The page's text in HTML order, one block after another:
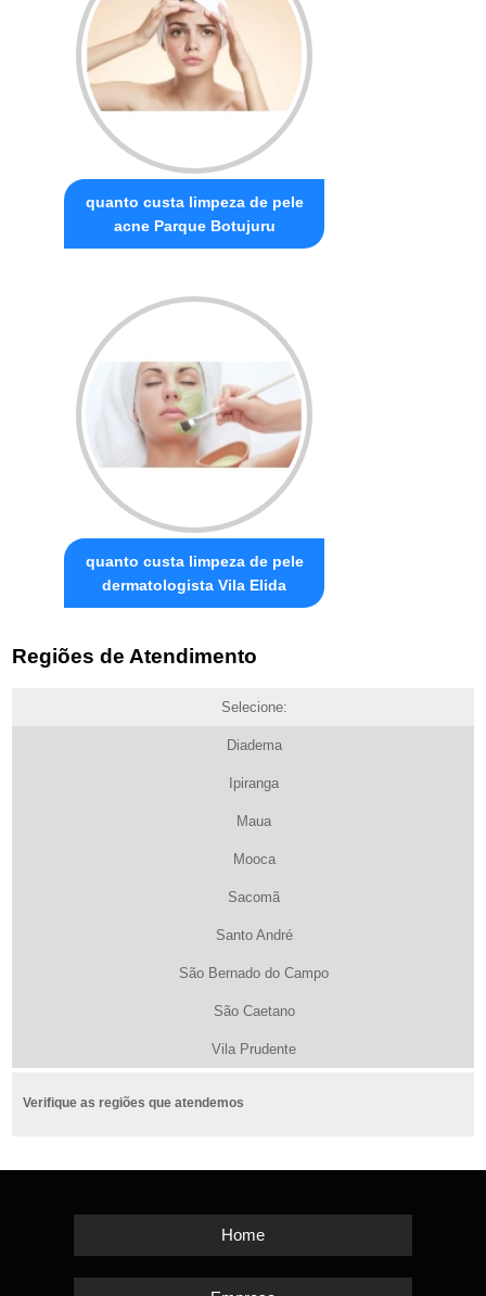
quanto custa limpeza de pele
acne Parque Botujuru
quanto custa limpeza de pele
dermatologista Vila Elida
Regiões de Atendimento
Selecione:
Diadema
Ipiranga
Maua
Mooca
Sacomã
Santo André
São Bernado do Campo
São Caetano
Vila Prudente
Verifique as regiões que atendemos
Home